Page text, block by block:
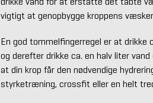
vigtigt at genopbygge kroppens
En god tommelfingerregel er at
og derefter drikke ca. en halv liter
at din krop får den nødvendige
styrketræning, crossfit eller en helt